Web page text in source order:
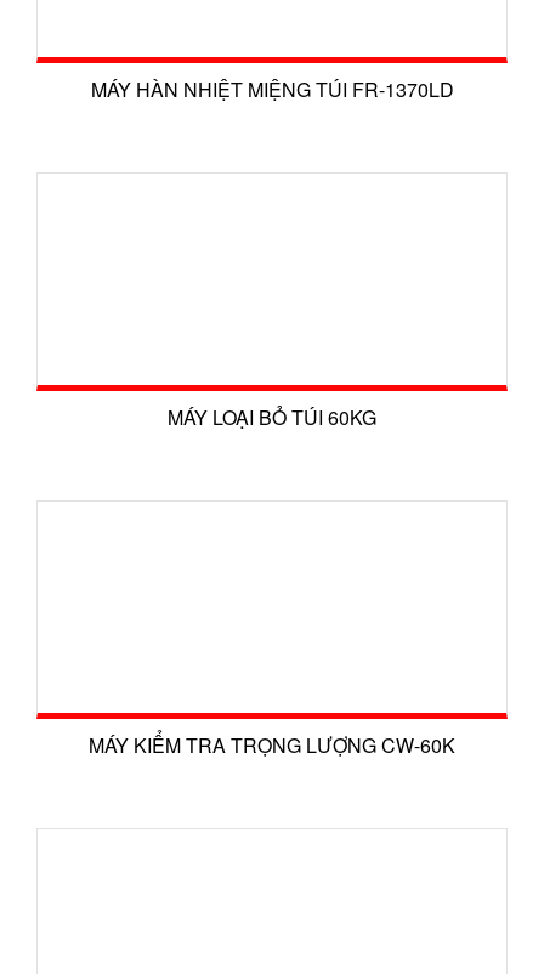
MÁY HÀN NHIỆT MIỆNG TÚI FR-1370LD
MÁY LOẠI BỎ TÚI 60KG
MÁY KIỂM TRA TRỌNG LƯỢNG CW-60K